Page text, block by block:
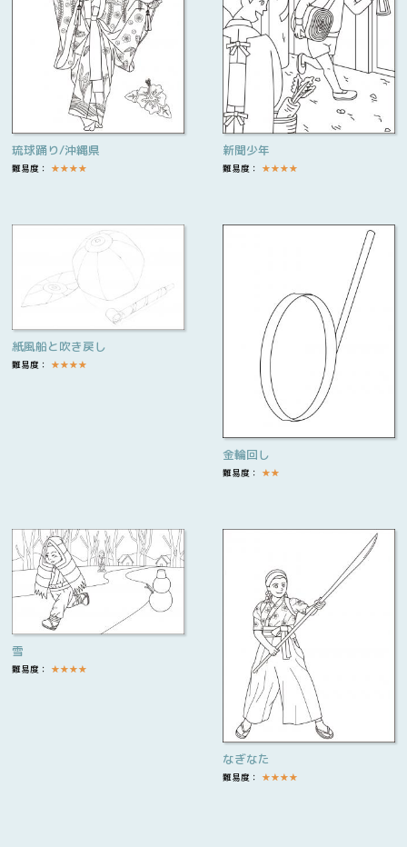
琉球踊り/沖縄県
難易度： ★★★★
新聞少年
難易度： ★★★★
紙風船と吹き戻し
難易度： ★★★★
金輪回し
難易度： ★★
雪
難易度： ★★★★
なぎなた
難易度： ★★★★